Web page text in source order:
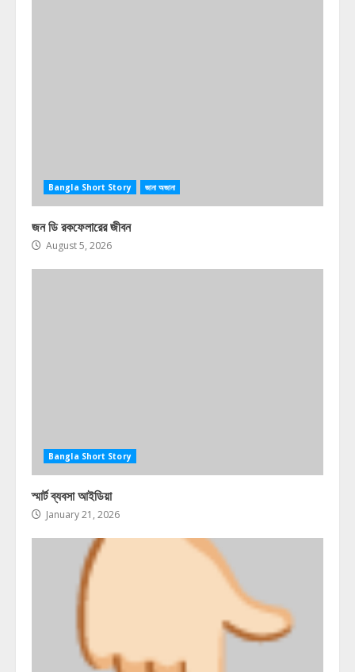
Bangla Short Story জানা অজানা
জন ডি রকফেলারের জীবন
August 5, 2026
Bangla Short Story
স্মার্ট ব্যবসা আইডিয়া
January 21, 2026